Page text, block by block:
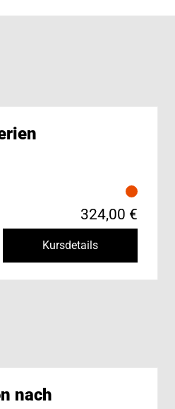
324,00 €
Kursdetails
nach